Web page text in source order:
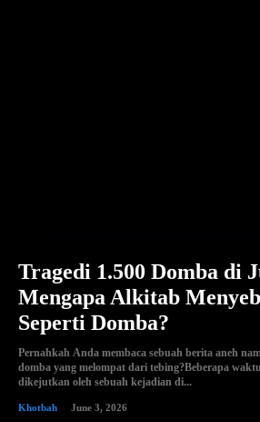
Tragedi 1.500 Domba di
Mengapa Alkitab
Seperti Domba?
Pernahkah Anda membaca sebuah berita aneh
domba yang melompat dari tebing?Beberapa
dikejutkan oleh sebuah kejadian di...
Khotbah June 3, 2026